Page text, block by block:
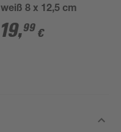
weiß 8 x 12,5 cm
19,99 €